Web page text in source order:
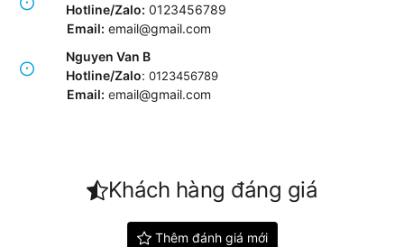
Hotline/Zalo: 0123456789
Email: email@gmail.com
Nguyen Van B
Hotline/Zalo: 0123456789
Email: email@gmail.com
Khách hàng đáng giá
Thêm đánh giá mới